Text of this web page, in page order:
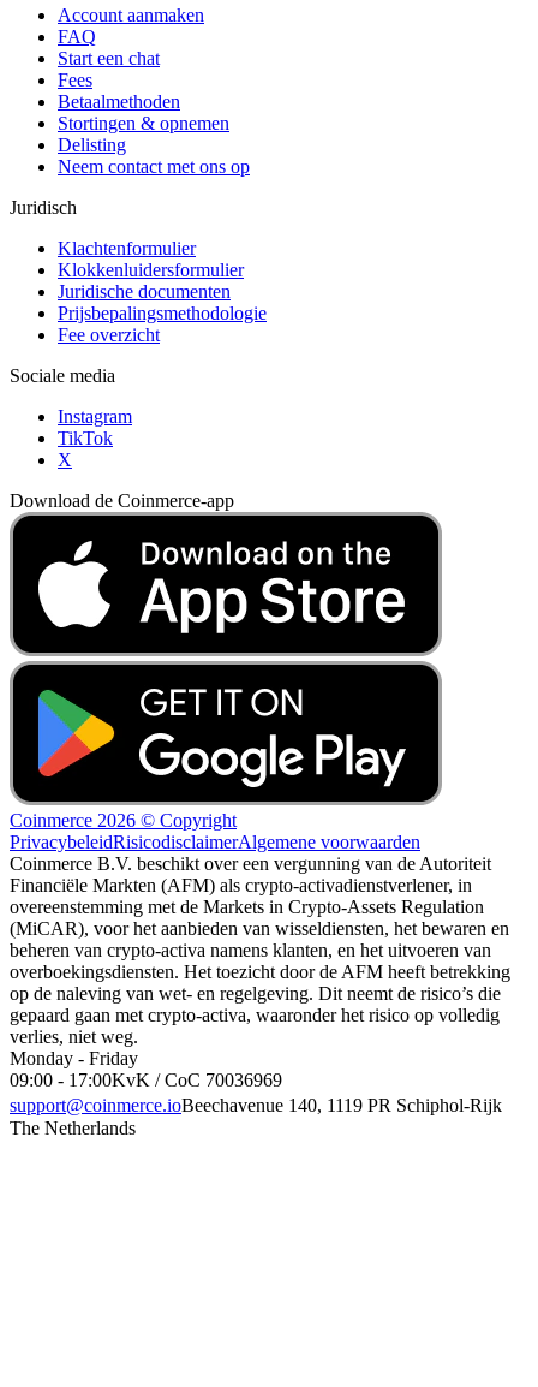
Account aanmaken
FAQ
Start een chat
Fees
Betaalmethoden
Stortingen & opnemen
Delisting
Neem contact met ons op
Juridisch
Klachtenformulier
Klokkenluidersformulier
Juridische documenten
Prijsbepalingsmethodologie
Fee overzicht
Sociale media
Instagram
TikTok
X
Download de Coinmerce-app
Coinmerce 2026 © Copyright
PrivacybeleidRisicodisclaimerAlgemene voorwaarden
Coinmerce B.V. beschikt over een vergunning van de Autoriteit
Financiële Markten (AFM) als crypto-activadienstverlener, in
overeenstemming met de Markets in Crypto-Assets Regulation
(MiCAR), voor het aanbieden van wisseldiensten, het bewaren en
beheren van crypto-activa namens klanten, en het uitvoeren van
overboekingsdiensten. Het toezicht door de AFM heeft betrekking
op de naleving van wet- en regelgeving. Dit neemt de risico’s die
gepaard gaan met crypto-activa, waaronder het risico op volledig
verlies, niet weg.
Monday - Friday
09:00 - 17:00KvK / CoC 70036969
support@coinmerce.ioBeechavenue 140, 1119 PR Schiphol-Rijk
The Netherlands